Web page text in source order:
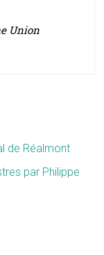
Union
de Réalmont
par Philippe